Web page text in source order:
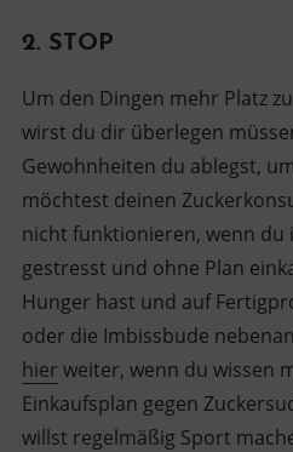
2. STOP
Um den Dingen mehr Platz
wirst du dir überlegen
Gewohnheiten du ablegst,
möchtest deinen
nicht funktionieren, wenn du
gestresst und ohne Plan
Hunger hast und auf
oder die Imbissbude
hier weiter, wenn du wissen
Einkaufsplan gegen
willst regelmäßig Sport